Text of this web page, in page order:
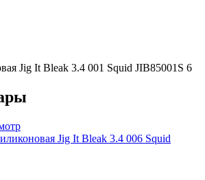
Jig It Bleak 3.4 001 Squid JIB85001S 6